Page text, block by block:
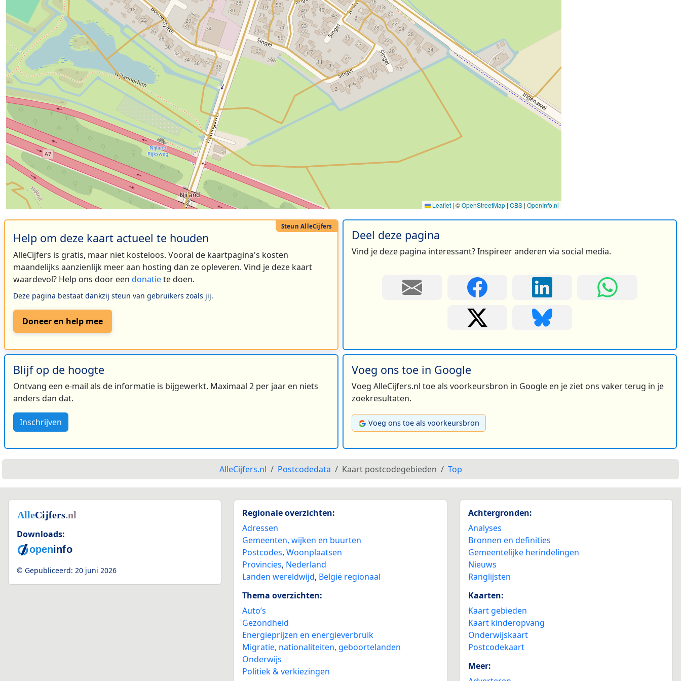
Leaflet | ©OpenStreetMap | CBS | OpenInfo.nl
Help om deze kaart actueel te houden
AlleCijfers is gratis, maar niet kosteloos. Vooral de kaartpagina's kosten
maandelijks aanzienlijk meer aan hosting dan ze opleveren. Vind je deze kaart
waardevol? Help ons door een donatiete doen.
Deze pagina bestaat dankzij steun van gebruikers zoals jij.
Doneer en help mee
Deel deze pagina
Vind je deze pagina interessant? Inspireer anderen via social media.
Blijf op de hoogte
Ontvang een e-mail als de informatie is bijgewerkt. Maximaal 2 per jaar en niets
anders dan dat.
Inschrijven
Voeg ons toe in Google
Voeg AlleCijfers.nl toe als voorkeursbron in Google en je ziet ons vaker terug in je
zoekresultaten.
Voeg ons toe als voorkeursbron
AlleCijfers.nl Postcodedata Kaart postcodegebieden Top
Downloads:
© Gepubliceerd: 20 juni 2026
Regionale overzichten:
Adressen
Gemeenten, wijken en buurten
Postcodes,Woonplaatsen
Provincies, Nederland
Landen wereldwijd, België regionaal
Thema overzichten:
Auto’s
Gezondheid
Energieprijzen en energieverbruik
Migratie, nationaliteiten, geboortelanden
Onderwijs
Politiek & verkiezingen
Achtergronden:
Analyses
Bronnen en definities
Gemeentelijke herindelingen
Nieuws
Ranglijsten
Kaarten:
Kaart gebieden
Kaart kinderopvang
Onderwijskaart
Postcodekaart
Meer: